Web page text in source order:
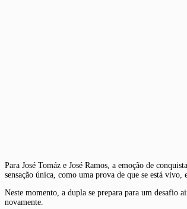
Para José Tomáz e José Ramos, a emoção de
sensação única, como uma prova de que se está
Neste momento, a dupla se prepara para um desafio
novamente.